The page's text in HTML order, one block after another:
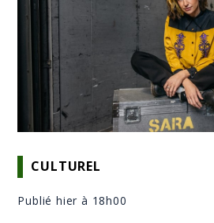
CULTUREL
Publié hier à 18h00